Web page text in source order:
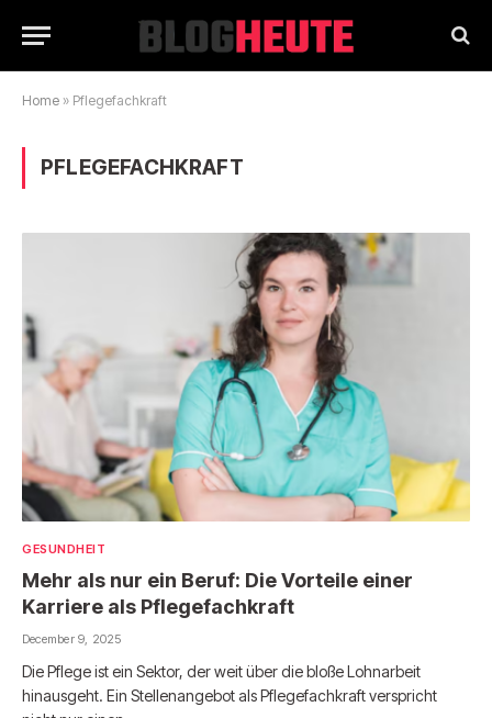
Home » Pflegefachkraft
PFLEGEFACHKRAFT
GESUNDHEIT
Mehr als nur ein Beruf: Die Vorteile einer
Karriere als Pflegefachkraft
December 9, 2025
Die Pflege ist ein Sektor, der weit über die bloße Lohnarbeit
hinausgeht. Ein Stellenangebot als Pflegefachkraft verspricht